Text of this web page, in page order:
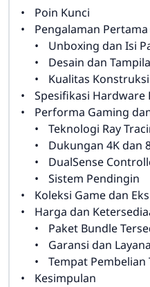
Poin Kunci
Pengalaman
Unboxing dan Isi
Desain dan
Kualitas Konstruksi
Spesifikasi Hardware
Performa Gaming
Teknologi Ray
Dukungan 4K dan
DualSense
Sistem Pendingin
Koleksi Game dan
Harga dan
Paket Bundle
Garansi dan
Tempat Pembelian
Kesimpulan